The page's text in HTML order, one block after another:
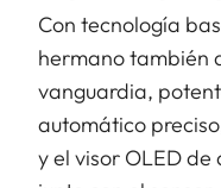
Con tecnología
hermano también
vanguardia,
automático
y el visor OLED de